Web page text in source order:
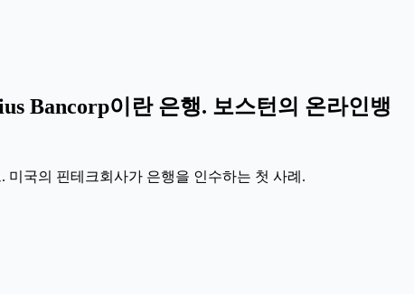
Bancorp이란 은행. 보스턴의 온라인뱅
미국의 핀테크회사가 은행을 인수하는 첫 사례.